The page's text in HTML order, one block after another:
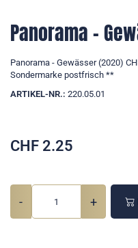
Panorama -
Panorama - Gewässer (2020)
Sondermarke postfrisch **
ARTIKEL-NR.: 220.05.01
CHF 2.25
- +